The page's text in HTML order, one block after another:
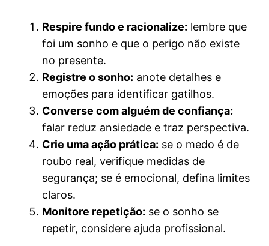
Respire fundo e racionalize: lembre que
foi um sonho e que o perigo não existe
no presente.
Registre o sonho: anote detalhes e
emoções para identificar gatilhos.
Converse com alguém de confiança:
falar reduz ansiedade e traz perspectiva.
Crie uma ação prática: se o medo é de
roubo real, verifique medidas de
segurança; se é emocional, defina limites
claros.
Monitore repetição: se o sonho se
repetir, considere ajuda profissional.